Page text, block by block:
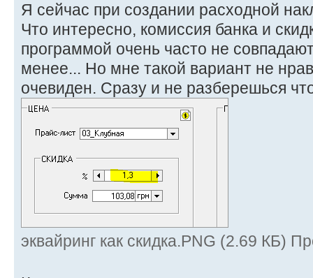
Я сейчас при создании расходной
Что интересно, комиссия банка и
программой очень часто не
менее... Но мне такой вариант не
очевиден. Сразу и не разберешься
эквайринг как скидка.PNG (2.69 КБ)